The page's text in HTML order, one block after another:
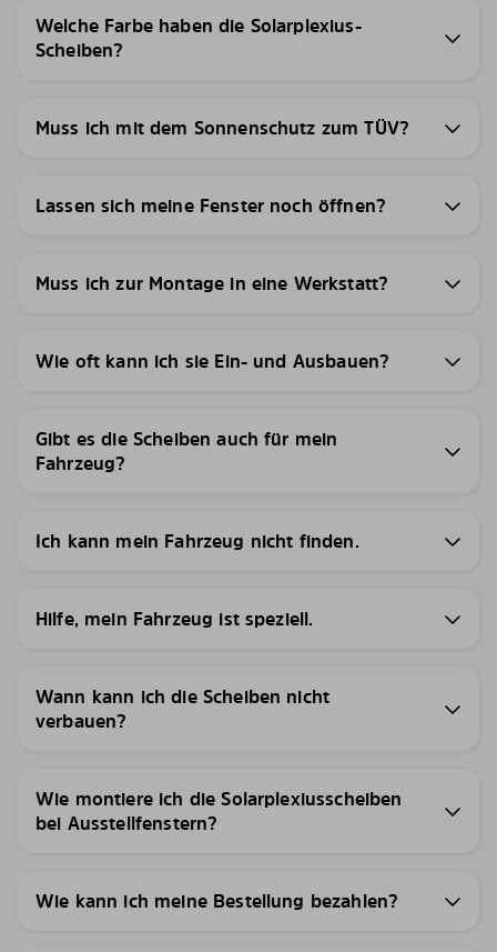
Welche Farbe haben die Solarplexius-
Scheiben?
Muss ich mit dem Sonnenschutz zum TÜV?
Lassen sich meine Fenster noch öffnen?
Muss ich zur Montage in eine Werkstatt?
Wie oft kann ich sie Ein- und Ausbauen?
Gibt es die Scheiben auch für mein
Fahrzeug?
Ich kann mein Fahrzeug nicht finden.
Hilfe, mein Fahrzeug ist speziell.
Wann kann ich die Scheiben nicht
verbauen?
Wie montiere ich die Solarplexiusscheiben
bei Ausstellfenstern?
Wie kann ich meine Bestellung bezahlen?